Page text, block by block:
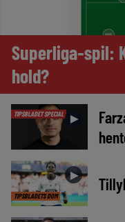
Superliga-spil:
hold?
TIPSBLADET SPECIAL ►
TIPSBLADETS DOM
►